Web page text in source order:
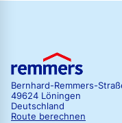
Bernhard-Remmers-
49624 Löningen
Deutschland
Route berechnen